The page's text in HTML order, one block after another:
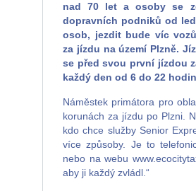
nad 70 let a osoby se
dopravních podniků od
osob, jezdit bude víc
za jízdu na území Plzně.
se před svou první jízdou
každý den od 6 do 22
Náměstek primátora pro
korunách za jízdu po Plzni.
kdo chce služby Senior
více způsoby. Je to
nebo na webu
aby ji každý zvládl.“